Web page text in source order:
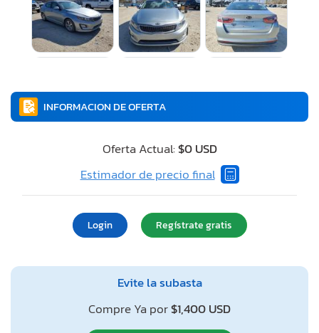
INFORMACION DE OFERTA
Oferta Actual: $0 USD
Estimador de precio final
Login Regístrate gratis
Evite la subasta
Compre Ya por$1,400 USD